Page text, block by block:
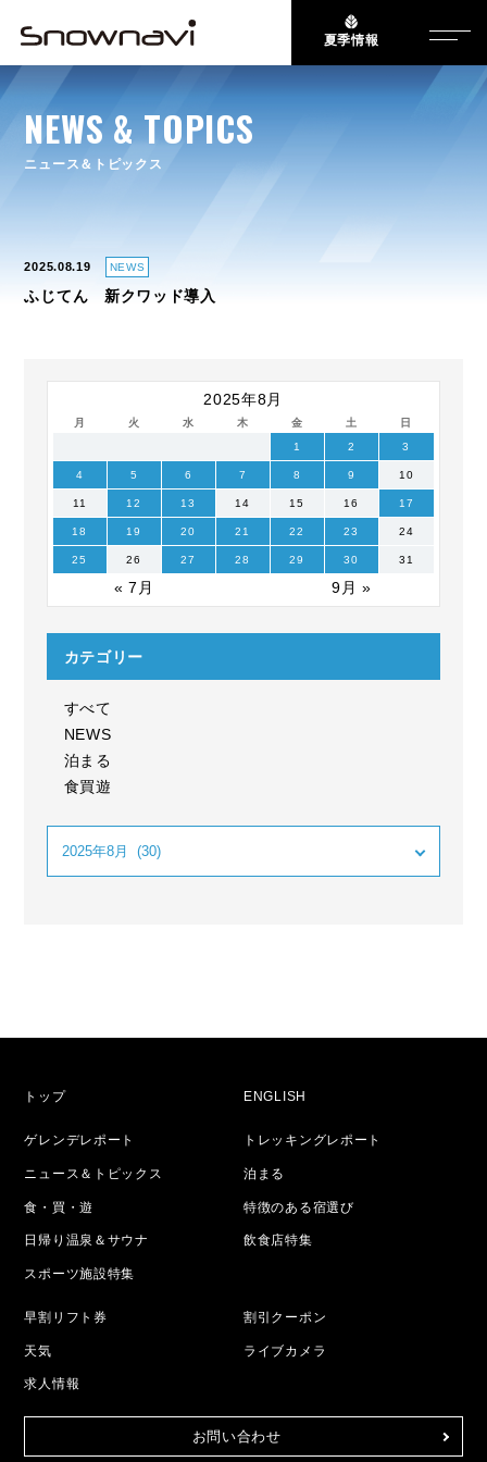
夏季情報
NEWS & TOPICS
ニュース＆トピックス
2025.08.19 NEWS
ふじてん 新クワッド導入
2025年8月
月 火 水 木 金 土 日
« 7月 9月 »
1 2 3
4 5 6 7 8 9 10
11 12 13 14 15 16 17
18 19 20 21 22 23 24
25 26 27 28 29 30 31
カテゴリー
すべて
NEWS
泊まる
食買遊
トップ ENGLISH
ゲレンデレポート トレッキングレポート
ニュース＆トピックス 泊まる
食・買・遊 特徴のある宿選び
日帰り温泉＆サウナ 飲食店特集
スポーツ施設特集
早割リフト券 割引クーポン
天気 ライブカメラ
求人情報
お問い合わせ